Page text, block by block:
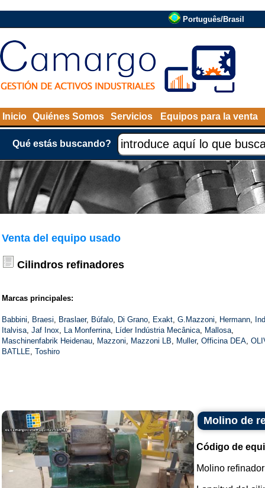
Português/Brasil
Inicio Quiénes Somos Servicios Equipos para la venta
Qué estás buscando?
Venta del equipo usado
Cilindros refinadores
Marcas principales:
Babbini, Braesi, Braslaer, Búfalo, Di Grano, Exakt, G.Mazzoni, Hermann,
Italvisa, Jaf Inox, La Monferrina, Líder Indústria Mecânica, Mallosa,
Maschinenfabrik Heidenau, Mazzoni, Mazzoni LB, Muller, Officina DEA,
BATLLE, Toshiro
Molino de
Código de
Molino